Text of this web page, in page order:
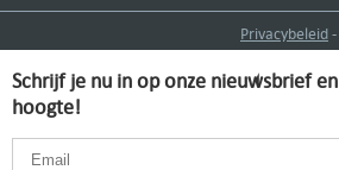
Privacybeleid-
Schrijf je nu in op onze nieuwsbrief
hoogte!